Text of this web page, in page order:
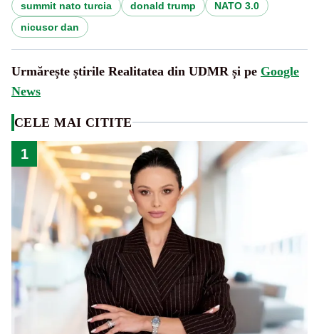
summit nato turcia donald trump
NATO 3.0
nicusor dan
Urmărește știrile Realitatea din UDMR și pe Google
News
CELE MAI CITITE
1